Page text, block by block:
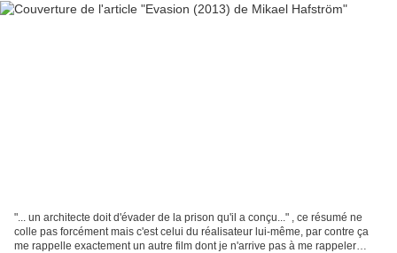
"... un architecte doit d'évader de la prison qu'il a conçu..." , ce résumé ne
colle pas forcément mais c'est celui du réalisateur lui-même, par contre ça
me rappelle exactement un autre film dont je n'arrive pas à me rappeler